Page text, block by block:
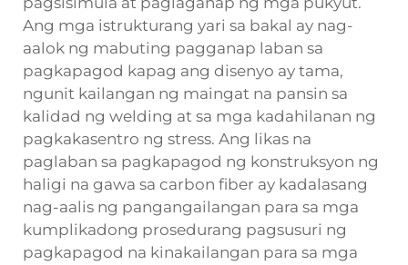
Ang mga istrukturang yari sa bakal ay nag-
aalok ng mabuting pagganap laban sa
pagkapagod kapag ang disenyo ay tama,
ngunit kailangan ng maingat na pansin sa
kalidad ng welding at sa mga kadahilanan ng
pagkakasentro ng stress. Ang likas na
paglaban sa pagkapagod ng konstruksyon ng
haligi na gawa sa carbon fiber ay kadalasang
nag-aalis ng pangangailangan para sa mga
kumplikadong prosedurang pagsusuri ng
pagkapagod na kinakailangan para sa mga